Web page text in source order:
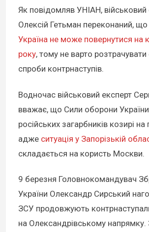
Як повідомляв УНІАН, військовий
Олексій Гетьман переконаний, що
Україна не може повернутися на
року, тому не варто розтрачувати
спроби контрнаступів.
Водночас військовий експерт
вважає, що Сили оборони
російських загарбників козирі
адже ситуація у Запорізькій
складається на користь Москви.
9 березня Головнокомандувач
України Олександр Сирський
ЗСУ продовжують
на Олександрівському напрямку.